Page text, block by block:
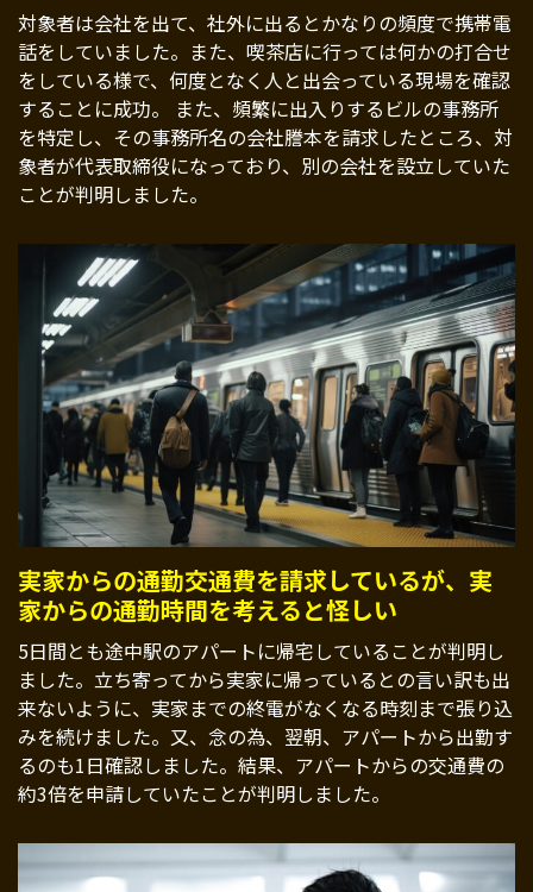
対象者は会社を出て、社外に出るとかなりの頻度で携帯電
話をしていました。また、喫茶店に行っては何かの打合せ
をしている様で、何度となく人と出会っている現場を確認
することに成功。 また、頻繁に出入りするビルの事務所
を特定し、その事務所名の会社謄本を請求したところ、対
象者が代表取締役になっており、別の会社を設立していた
ことが判明しました。
実家からの通勤交通費を請求しているが、実
家からの通勤時間を考えると怪しい
5日間とも途中駅のアパートに帰宅していることが判明し
ました。立ち寄ってから実家に帰っているとの言い訳も出
来ないように、実家までの終電がなくなる時刻まで張り込
みを続けました。又、念の為、翌朝、アパートから出勤す
るのも1日確認しました。結果、アパートからの交通費の
約3倍を申請していたことが判明しました。